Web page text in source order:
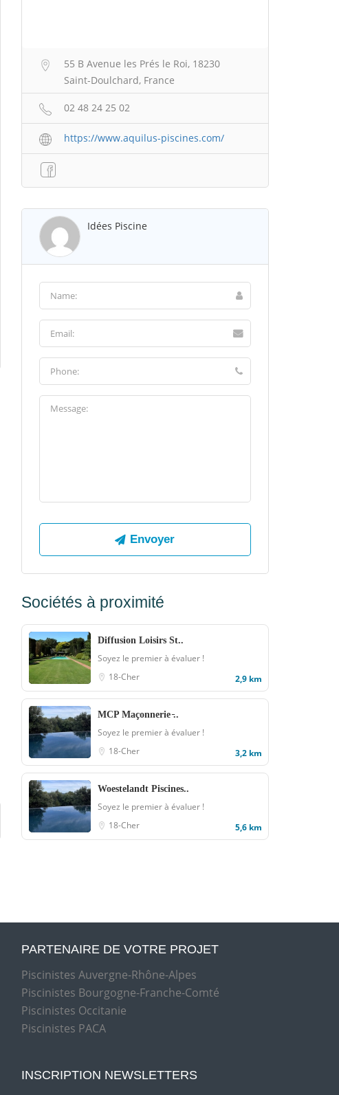
55 B Avenue les Prés le Roi, 18230
Saint-Doulchard, France
02 48 24 25 02
https://www.aquilus-piscines.com/
Idées Piscine
Sociétés à proximité
Diffusion Loisirs St..
Soyez le premier à évaluer !
18-Cher
2,9 km
MCP Maçonnerie ̵..
Soyez le premier à évaluer !
18-Cher
3,2 km
Woestelandt Piscines..
Soyez le premier à évaluer !
18-Cher
5,6 km
PARTENAIRE DE VOTRE PROJET
Piscinistes Auvergne-Rhône-Alpes
Piscinistes Bourgogne-Franche-Comté
Piscinistes Occitanie
Piscinistes PACA
INSCRIPTION NEWSLETTERS